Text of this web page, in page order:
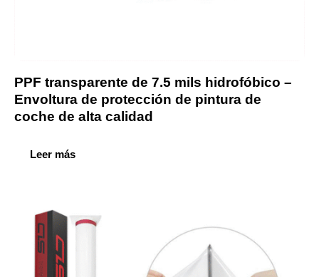
PPF transparente de 7.5 mils hidrofóbico –
Envoltura de protección de pintura de
coche de alta calidad
Leer más